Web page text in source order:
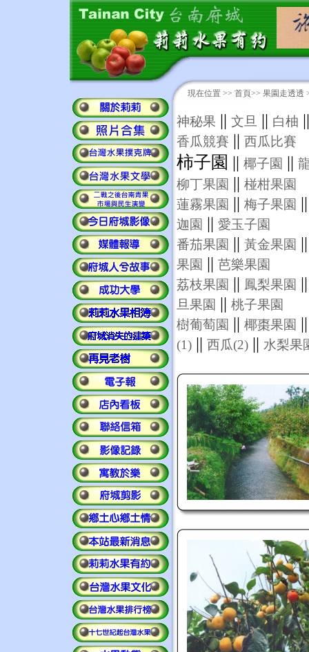
神秘果 || 文旦 || 白柚
香瓜競賽 || 西瓜比賽
柿子園 || 椰子園 ||
柳丁果園 || 椪柑果園
蓮霧果園 || 梅子果園
迦園 || 愛玉子園
番茄果園 || 黃金果園
果園 || 芭樂果園
荔枝果園 || 鳳梨果園
旦果園 || 桃子果園
樹葡萄園 || 椰棗果園
(1) || 西瓜(2) || 水梨果
現在位置 >> 首頁>> 果園走透透